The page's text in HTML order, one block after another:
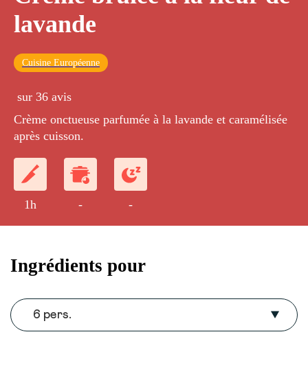
lavande
Cuisine Européenne
sur 36 avis
Crème onctueuse parfumée à la lavande et caramélisée
après cuisson.
1h - -
Ingrédients pour
6 pers.